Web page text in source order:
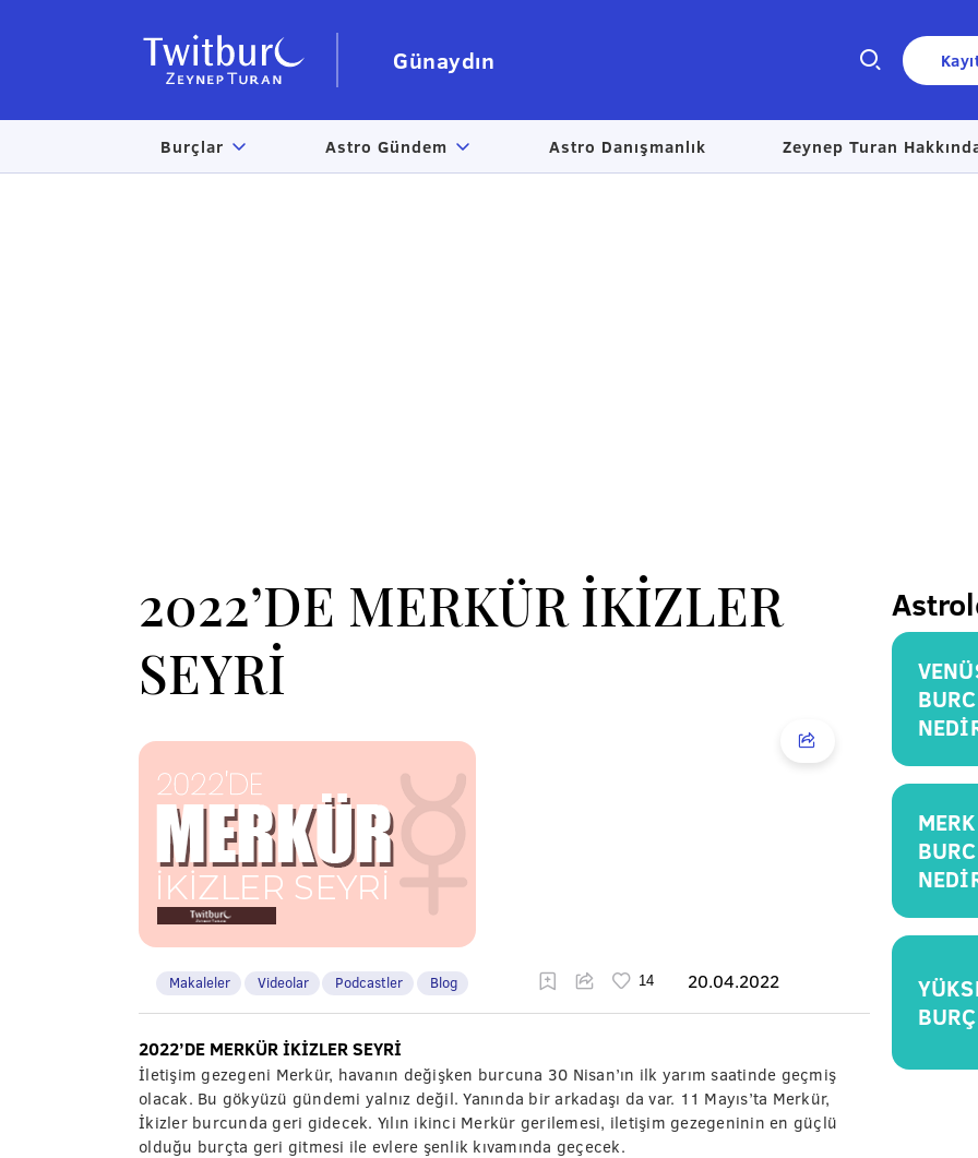
Günaydın
Burçlar Astro Gündem Astro Danışmanlık Zeynep Turan
2022’DE MERKÜR İKİZLER
SEYRİ
Makaleler Videolar Podcastler Blog 20.04.2022
2022’DE MERKÜR İKİZLER SEYRİ
İletişim gezegeni Merkür, havanın değişken burcuna 30 Nisan’ın ilk yarım saatinde geçmiş
olacak. Bu gökyüzü gündemi yalnız değil. Yanında bir arkadaşı da var. 11 Mayıs’ta Merkür,
İkizler burcunda geri gidecek. Yılın ikinci Merkür gerilemesi, iletişim gezegeninin en güçlü
olduğu burçta geri gitmesi ile evlere şenlik kıvamında geçecek.
BURÇ